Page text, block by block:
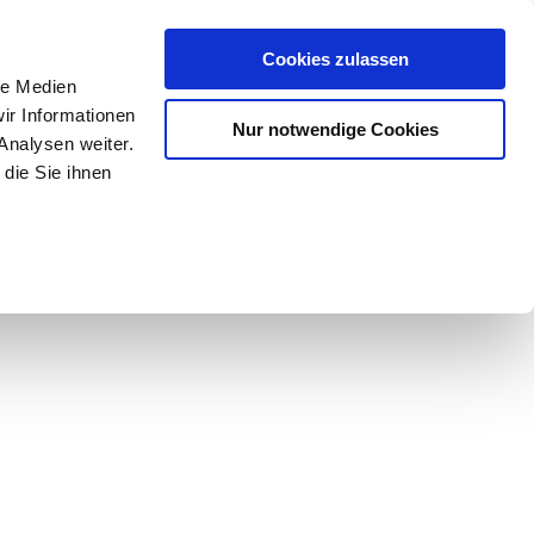
Medien
Informationen
weiter.
Sie ihnen
Cookies zulassen
Nur notwendige Cookies
0,00 €